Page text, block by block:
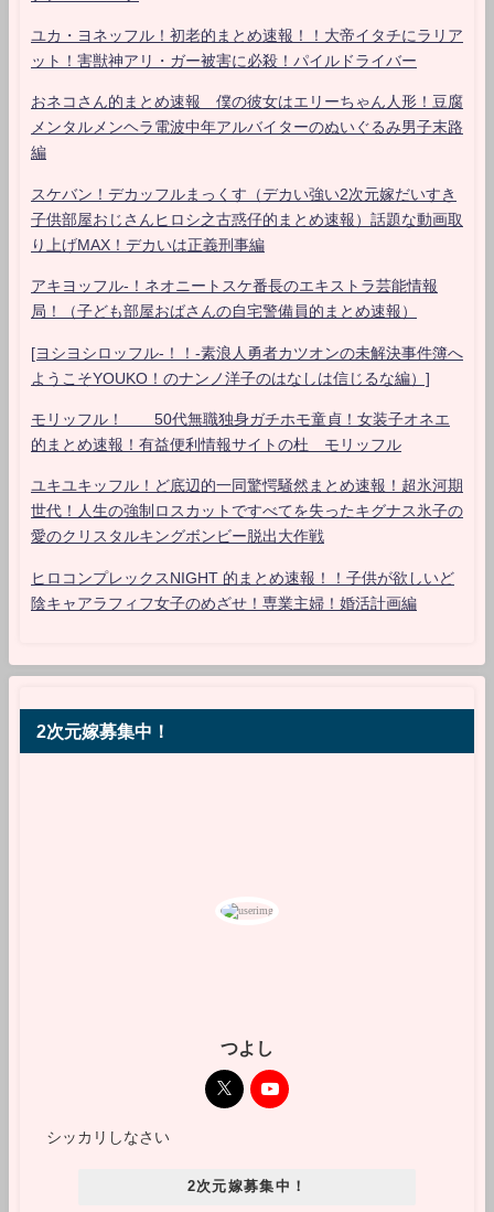
ユカ・ヨネッフル！初老的まとめ速報！！大帝イタチにラリア
ット！害獣神アリ・ガー被害に必殺！パイルドライバー
おネコさん的まとめ速報 僕の彼女はエリーちゃん人形！豆腐
メンタルメンヘラ電波中年アルバイターのぬいぐるみ男子末路
編
スケバン！デカッフルまっくす（デカい強い2次元嫁だいすき
子供部屋おじさんヒロシ之古惑仔的まとめ速報）話題な動画取
り上げMAX！デカいは正義刑事編
アキヨッフル-！ネオニートスケ番長のエキストラ芸能情報
局！（子ども部屋おばさんの自宅警備員的まとめ速報）
[ヨシヨシロッフル-！！-素浪人勇者カツオンの未解決事件簿へ
ようこそYOUKO！のナンノ洋子のはなしは信じるな編）]
モリッフル！ 50代無職独身ガチホモ童貞！女装子オネエ
的まとめ速報！有益便利情報サイトの杜 モリッフル
ユキユキッフル！ど底辺的一同驚愕騒然まとめ速報！超氷河期
世代！人生の強制ロスカットですべてを失ったキグナス氷子の
愛のクリスタルキングボンビー脱出大作戦
ヒロコンプレックスNIGHT 的まとめ速報！！子供が欲しいど
陰キャアラフィフ女子のめざせ！専業主婦！婚活計画編
2次元嫁募集中！
つよし
シッカリしなさい
2次元嫁募集中！